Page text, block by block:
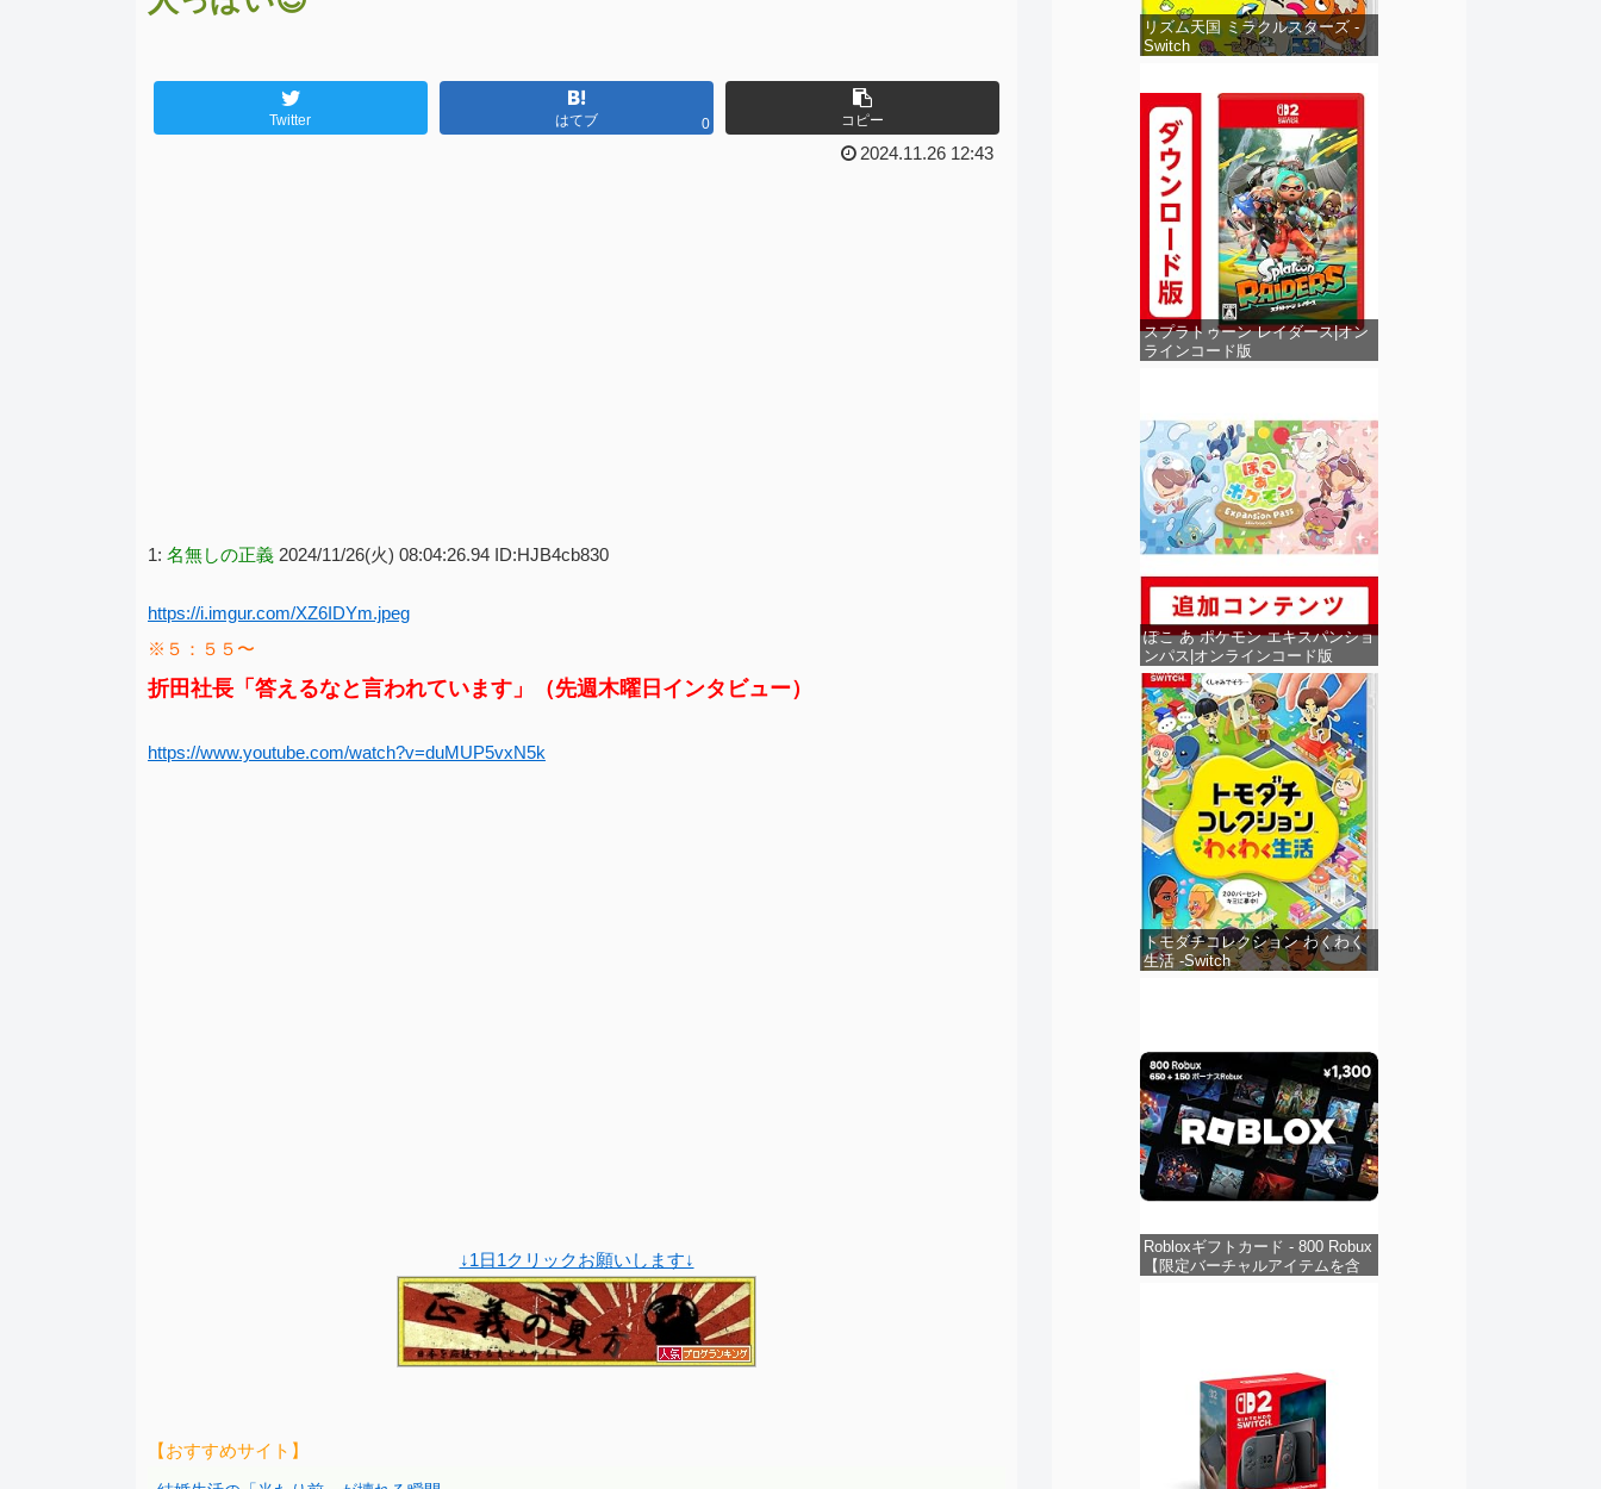
Twitter はてブ 0 コピー
2024.11.26 12:43
1: 名無しの正義 2024/11/26(火) 08:04:26.94 ID:HJB4cb830
https://i.imgur.com/XZ6IDYm.jpeg
※５：５５〜
折田社長「答えるなと言われています」（先週木曜日インタビュー）
https://www.youtube.com/watch?v=duMUP5vxN5k
↓1日1クリックお願いします↓
【おすすめサイト】
リズム天国 ミラクルスターズ -
Switch
スプラトゥーン レイダース|オン
ラインコード版
ぽこ あ ポケモン エキスパンショ
ンパス|オンラインコード版
トモダチコレクション わくわく
生活 -Switch
Robloxギフトカード - 800 Robux
【限定バーチャルアイテムを含